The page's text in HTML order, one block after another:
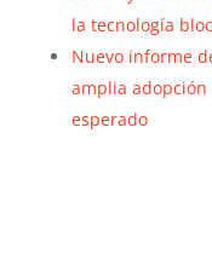
la tecnología
Nuevo informe
amplia
esperado